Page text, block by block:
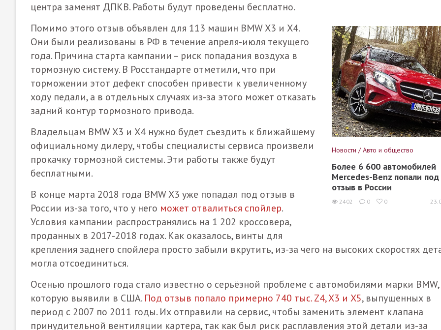
центра заменят ДПКВ. Работы будут проведены бесплатно.
Новости / Авто и общество
Более 6 600 автомобилей
Mercedes-Benz попали под
отзыв в России
2402 0 0
Помимо этого отзыв объявлен для 113 машин BMW X3 и Х4.
Они были реализованы в РФ в течение апреля-июля текущего
года. Причина старта кампании – риск попадания воздуха в
тормозную систему. В Росстандарте отметили, что при
торможении этот дефект способен привести к увеличенному
ходу педали, а в отдельных случаях из-за этого может отказать
задний контур тормозного привода.
Владельцам BMW X3 и Х4 нужно будет съездить к ближайшему
официальному дилеру, чтобы специалисты сервиса произвели
прокачку тормозной системы. Эти работы также будут
бесплатными.
В конце марта 2018 года BMW X3 уже попадал под отзыв в
России из-за того, что у него может отвалиться спойлер.
Условия кампании распространялись на 1 202 кроссовера,
проданных в 2017-2018 годах. Как оказалось, винты для
крепления заднего спойлера просто забыли вкрутить, из-за чего на высоких скоростях
могла отсоединиться.
Осенью прошлого года стало известно о серьёзной проблеме с автомобилями марки BMW,
которую выявили в США. Под отзыв попало примерно 740 тыс. Z4, X3 и X5, выпущенных в
период с 2007 по 2011 годы. Их отправили на сервис, чтобы заменить элемент клапана
принудительной вентиляции картера, так как был риск расплавления этой детали из-за